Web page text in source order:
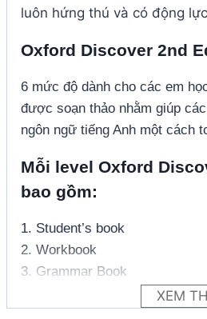
luôn hứng thú và có động
Oxford Discover 2nd
6 mức độ dành cho các em
được soạn thảo nhằm giúp
ngôn ngữ tiếng Anh một cách
Mỗi level Oxford
bao gồm:
1. Student’s book
2. Workbook
3. Grammar Book
XEM